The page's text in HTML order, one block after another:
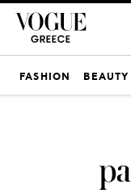
FASHION BEAUTY